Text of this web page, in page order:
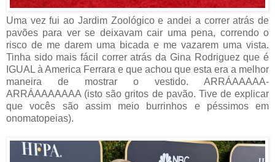
Uma vez fui ao Jardim Zoológico e andei a correr atrás de
pavões para ver se deixavam cair uma pena, correndo o
risco de me darem uma bicada e me vazarem uma vista.
Tinha sido mais fácil correr atrás da Gina Rodriguez que é
IGUAL à America Ferrara e que achou que esta era a melhor
maneira de mostrar o vestido. ARRÁAAAAA-
ARRÁAAAAAAA (isto são gritos de pavão. Tive de explicar
que vocês são assim meio burrinhos e péssimos em
onomatopeias).